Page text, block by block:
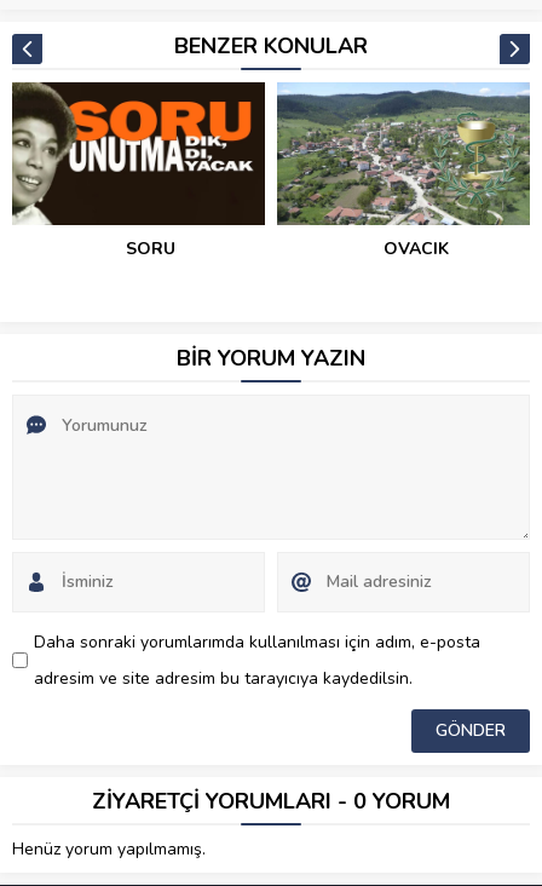
BENZER KONULAR
SORU OVACIK
BİR YORUM YAZIN
Daha sonraki yorumlarımda kullanılması için adım, e-posta
adresim ve site adresim bu tarayıcıya kaydedilsin.
ZİYARETÇİ YORUMLARI - 0 YORUM
Henüz yorum yapılmamış.